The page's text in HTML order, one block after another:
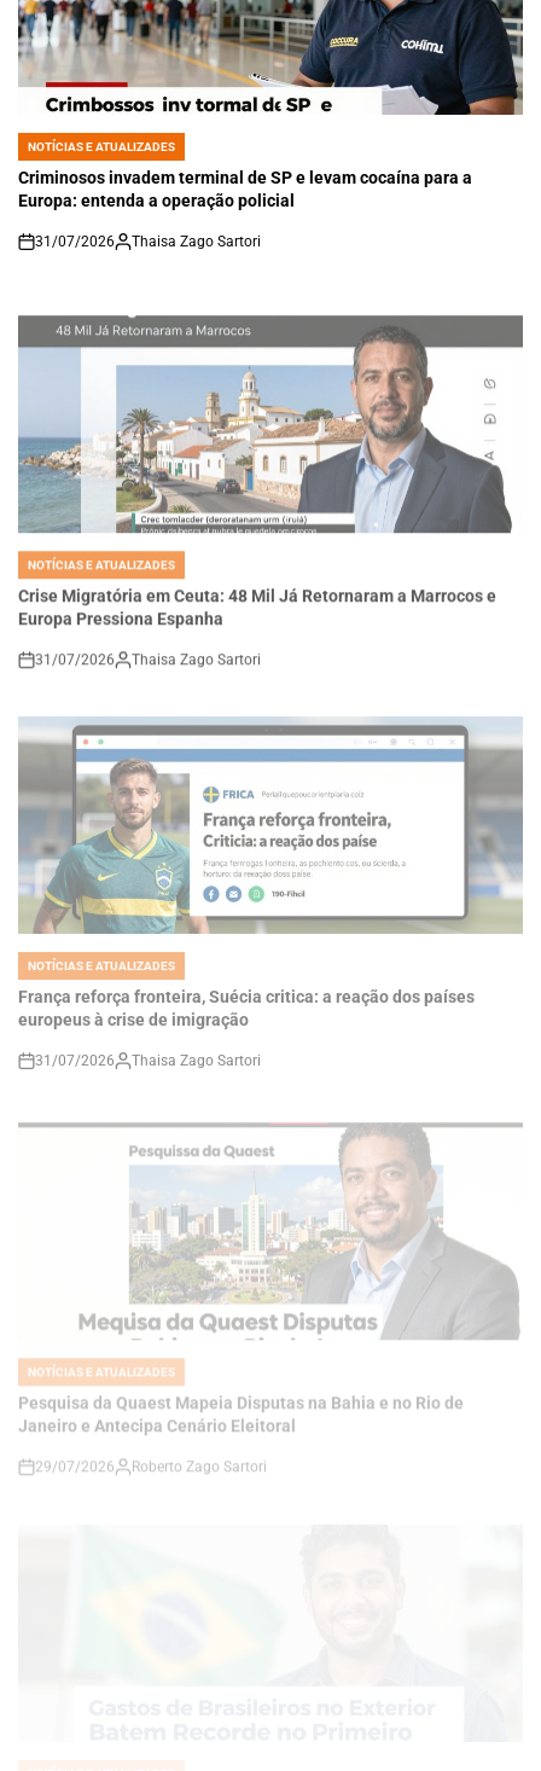
POSTED
IN
NOTÍCIAS E ATUALIZADES
Criminosos invadem terminal de SP e levam cocaína para a
Europa: entenda a operação policial
on
31/07/2026 Thaisa Zago Sartori
POSTED
IN
NOTÍCIAS E ATUALIZADES
Crise Migratória em Ceuta: 48 Mil Já Retornaram a Marrocos e
Europa Pressiona Espanha
on
31/07/2026 Thaisa Zago Sartori
POSTED
NOTÍCIAS E ATUALIZADES
França reforça fronteira, Suécia critica: a reação dos países
europeus à crise de imigração
on
31/07/2026 Thaisa Zago Sartori
NOTÍCIAS E ATUALIZADES
Pesquisa da Quaest Mapeia Disputas na Bahia e no Rio de
Janeiro e Antecipa Cenário Eleitoral
on
29/07/2026 Roberto Zago Sartori